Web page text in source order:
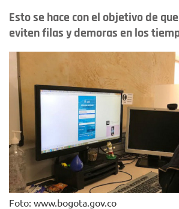
Esto se hace con el objetivo de
eviten filas y demoras en los
Foto: www.bogota.gov.co